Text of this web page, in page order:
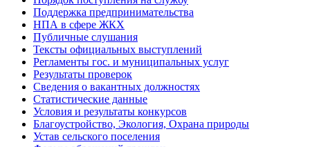
Поддержка предпринимательства
НПА в сфере ЖКХ
Публичные слушания
Тексты официальных выступлений
Регламенты гос. и муниципальных услуг
Результаты проверок
Сведения о вакантных должностях
Статистические данные
Условия и результаты конкурсов
Благоустройство, Экология, Охрана природы
Устав сельского поселения